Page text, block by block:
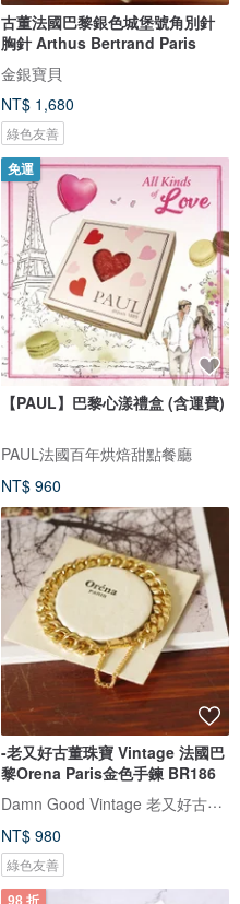
古董法國巴黎銀色城堡號角別針
胸針 Arthus Bertrand Paris
金銀寶貝
NT$ 1,680
綠色友善
免運
【PAUL】巴黎心漾禮盒 (含運費)
PAUL法國百年烘焙甜點餐廳
NT$ 960
-老又好古董珠寶 Vintage 法國巴
黎Orena Paris金色手鍊 BR186
Damn Good Vintage 老又好古董珠寶
NT$ 980
綠色友善
98 折